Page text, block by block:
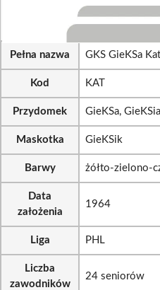
Pełna nazwa GKS GieKSa
Kod KAT
Przydomek GieKSa,
Maskotka GieKSik
Barwy żółto-zielono-
Data
założenia
1964
Liga PHL
Liczba
zawodników
24 seniorów